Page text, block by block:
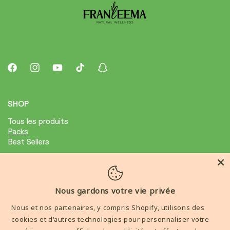
FacebookInstagramYouTubeTikTok Snapchat
SHOP
Tous les produits
Packs
Best Sellers
Mention legale
Nous gardons votre vie privée
Nous et nos partenaires, y compris Shopify, utilisons des
cookies et d'autres technologies pour personnaliser votre